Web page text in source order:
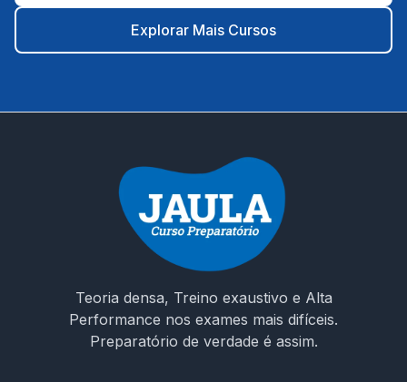
contexto municipal; ⚙️ Plataforma intuitiva, suporte rápido
e cronograma planejado até a data da prova. 🎯 É hora
Explorar Mais Cursos
Teoria densa, Treino exaustivo e Alta
Performance nos exames mais difíceis.
Preparatório de verdade é assim.